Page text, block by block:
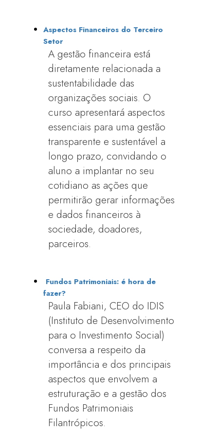
Aspectos Financeiros do Terceiro
Setor
A gestão financeira está
diretamente relacionada a
sustentabilidade das
organizações sociais. O
curso apresentará aspectos
essenciais para uma gestão
transparente e sustentável a
longo prazo, convidando o
aluno a implantar no seu
cotidiano as ações que
permitirão gerar informações
e dados financeiros à
sociedade, doadores,
parceiros.
Fundos Patrimoniais: é hora de
fazer?
Paula Fabiani, CEO do IDIS
(Instituto de Desenvolvimento
para o Investimento Social)
conversa a respeito da
importância e dos principais
aspectos que envolvem a
estruturação e a gestão dos
Fundos Patrimoniais
Filantrópicos.